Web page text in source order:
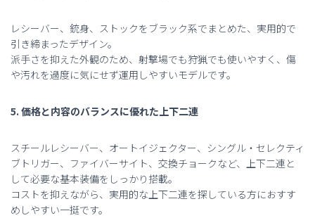
レシーバー、銃身、ストックをブラック系でまとめた、実用的で
引き締まったデザイン。
派手さを抑えた外観のため、射撃場でも狩猟でも使いやすく、傷
や汚れを過度に気にせず運用しやすいモデルです。
5. 価格と内容のバランスに優れた上下二連
スチールレシーバー、オートイジェクター、シングル・セレクティ
ブトリガー、ファイバーサイト、交換チョークなど、上下二連と
して必要な基本装備をしっかり搭載。
コストを抑えながら、実用的な上下二連を探している方におすす
めしやすい一挺です。